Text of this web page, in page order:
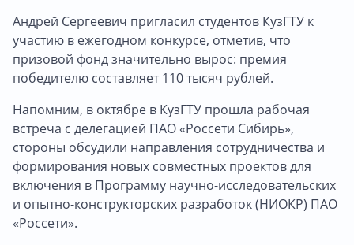
Андрей Сергеевич пригласил студентов КузГТУ к
участию в ежегодном конкурсе, отметив, что
призовой фонд значительно вырос: премия
победителю составляет 110 тысяч рублей.
Напомним, в октябре в КузГТУ прошла рабочая
встреча с делегацией ПАО «Россети Сибирь»,
стороны обсудили направления сотрудничества и
формирования новых совместных проектов для
включения в Программу научно-исследовательских
и опытно-конструкторских разработок (НИОКР) ПАО
«Россети».